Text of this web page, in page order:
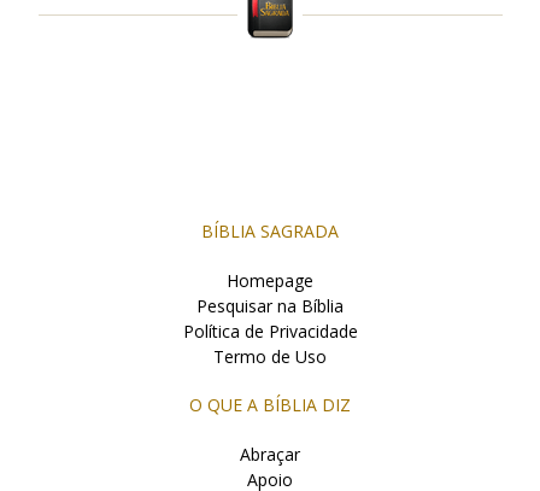
BÍBLIA SAGRADA
Homepage
Pesquisar na Bíblia
Política de Privacidade
Termo de Uso
O QUE A BÍBLIA DIZ
Abraçar
Apoio